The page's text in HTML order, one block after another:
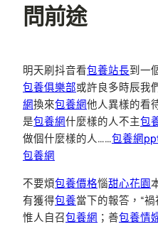
問前途
明天刷抖音看包養站長到一
包養俱樂部或許良多時辰我
網換來包養網他人異樣的看
是包養網什麼樣的人不主包
做個什麼樣的人……包養網
包養網
不要煩包養價格惱甜心花園
有獲得包養當下的報答，“禍
惟人自召包養網 ；善包養情